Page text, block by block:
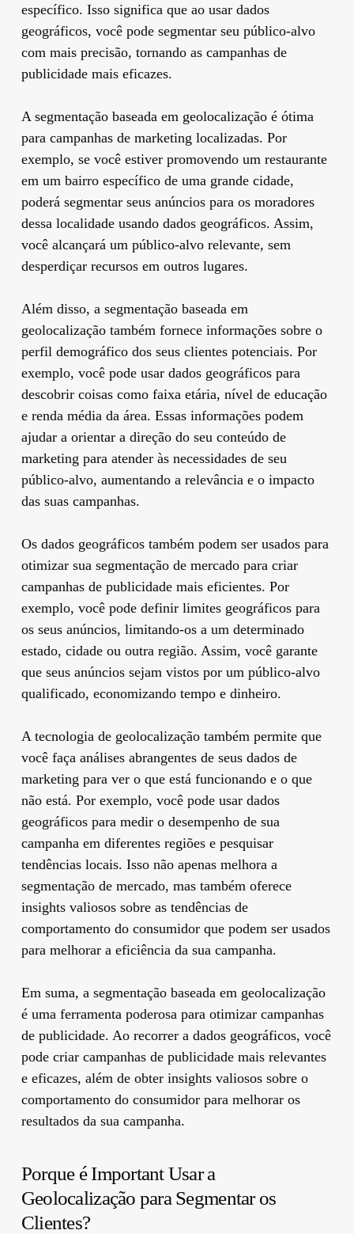
específico. Isso significa que ao usar dados
geográficos, você pode segmentar seu público-alvo
com mais precisão, tornando as campanhas de
publicidade mais eficazes.
A segmentação baseada em geolocalização é ótima
para campanhas de marketing localizadas. Por
exemplo, se você estiver promovendo um restaurante
em um bairro específico de uma grande cidade,
poderá segmentar seus anúncios para os moradores
dessa localidade usando dados geográficos. Assim,
você alcançará um público-alvo relevante, sem
desperdiçar recursos em outros lugares.
Além disso, a segmentação baseada em
geolocalização também fornece informações sobre o
perfil demográfico dos seus clientes potenciais. Por
exemplo, você pode usar dados geográficos para
descobrir coisas como faixa etária, nível de educação
e renda média da área. Essas informações podem
ajudar a orientar a direção do seu conteúdo de
marketing para atender às necessidades de seu
público-alvo, aumentando a relevância e o impacto
das suas campanhas.
Os dados geográficos também podem ser usados para
otimizar sua segmentação de mercado para criar
campanhas de publicidade mais eficientes. Por
exemplo, você pode definir limites geográficos para
os seus anúncios, limitando-os a um determinado
estado, cidade ou outra região. Assim, você garante
que seus anúncios sejam vistos por um público-alvo
qualificado, economizando tempo e dinheiro.
A tecnologia de geolocalização também permite que
você faça análises abrangentes de seus dados de
marketing para ver o que está funcionando e o que
não está. Por exemplo, você pode usar dados
geográficos para medir o desempenho de sua
campanha em diferentes regiões e pesquisar
tendências locais. Isso não apenas melhora a
segmentação de mercado, mas também oferece
insights valiosos sobre as tendências de
comportamento do consumidor que podem ser usados
para melhorar a eficiência da sua campanha.
Em suma, a segmentação baseada em geolocalização
é uma ferramenta poderosa para otimizar campanhas
de publicidade. Ao recorrer a dados geográficos, você
pode criar campanhas de publicidade mais relevantes
e eficazes, além de obter insights valiosos sobre o
comportamento do consumidor para melhorar os
resultados da sua campanha.
Porque é Important Usar a
Geolocalização para Segmentar os
Clientes?